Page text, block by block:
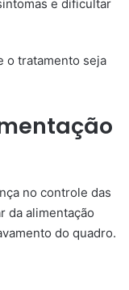
e dificultar
o tratamento seja
no controle das
da alimentação
do quadro.